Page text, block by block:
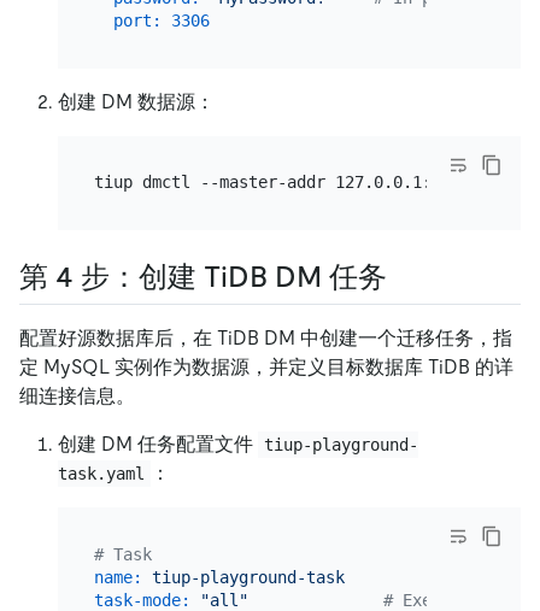
port:
3306
创建 DM 数据源：
第 4 步：创建 TiDB DM 任务
配置好源数据库后，在 TiDB DM 中创建一个迁移任务，指
定 MySQL 实例作为数据源，并定义目标数据库 TiDB 的详
细连接信息。
创建 DM 任务配置文件 tiup-playground-
task.yaml
：
# Task
name:
tiup-playground-task
task-mode:
"all" # Execute all